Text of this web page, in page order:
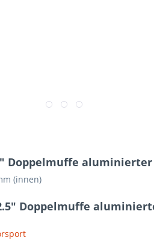
Doppelmuffe
(innen)
Doppelmuffe